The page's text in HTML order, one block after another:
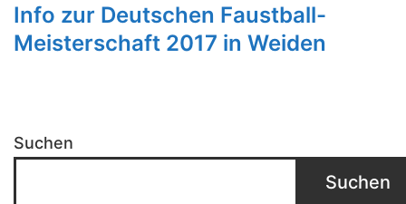
Info zur Deutschen Faustball-
Meisterschaft 2017 in Weiden
Suchen
Suchen